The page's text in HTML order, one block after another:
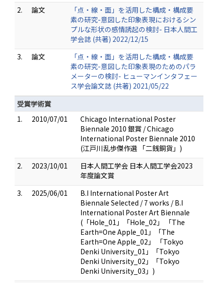
2.
論文
「点・線・面」を活用した構成・構成要
素の研究-意図した印象表現におけるシン
プルな形状の感情誘起の検討- 日本人間工
学会誌 (共著) 2022/12/15
3.
論文
「点・線・面」を活用した構成・構成要
素の研究-意図した印象表現のためのパラ
メーターの検討- ヒューマンインタフェー
ス学会論文誌 (共著) 2021/05/22
受賞学術賞
1.
2010/07/01
Chicago International Poster
Biennale 2010 銀賞 / Chicago
International Poster Biennale 2010
(江戸川乱歩傑作選 「二銭銅貨」)
2.
2023/10/01
日本人間工学会 日本人間工学会2023
年度論文賞
3.
2025/06/01
B.I International Poster Art
Biennale Selected / 7 works / B.I
International Poster Art Biennale
(「Hole_01」「Hole_02」 「The
Earth=One Apple_01」「The
Earth=One Apple_02」 「Tokyo
Denki University_01」「Tokyo
Denki University_02」「Tokyo
Denki University_03」)